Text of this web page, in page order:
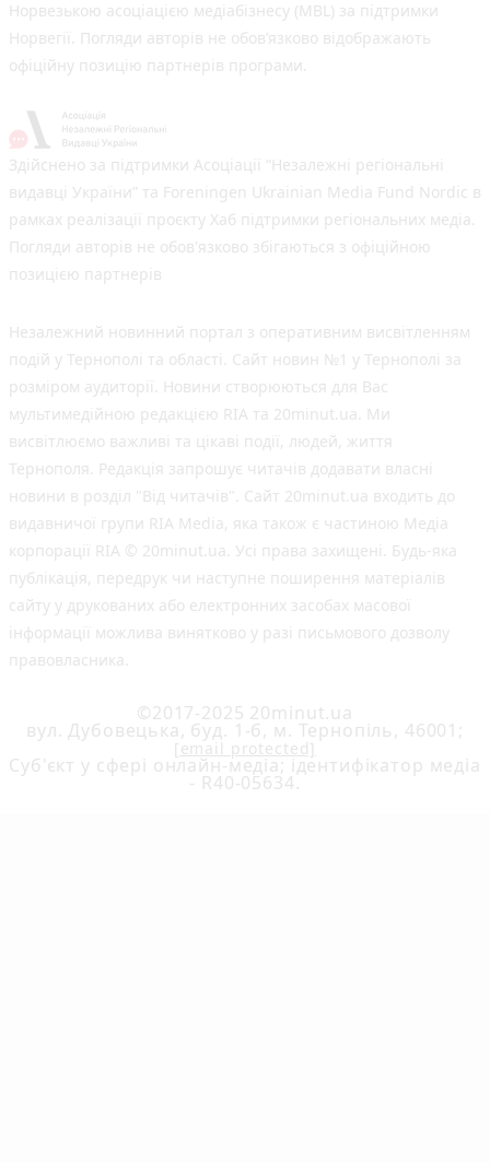
Норвезькою асоціацією медіабізнесу (MBL) за підтримки
Норвегії. Погляди авторів не обов’язково відображають
офіційну позицію партнерів програми.
Здійснено за підтримки Асоціації “Незалежні регіональні
видавці України” та Foreningen Ukrainian Media Fund Nordic в
рамках реалізації проєкту Хаб підтримки регіональних медіа.
Погляди авторів не обов'язково збігаються з офіційною
позицією партнерів
Незалежний новинний портал з оперативним висвітленням
подій у Тернополі та області. Сайт новин №1 у Тернополі за
розміром аудиторії. Новини створюються для Вас
мультимедійною редакцією RIA та 20minut.ua. Ми
висвітлюємо важливі та цікаві події, людей, життя
Тернополя. Редакція запрошує читачів додавати власні
новини в розділ "Від читачів". Сайт 20minut.ua входить до
видавничої групи RIA Media, яка також є частиною Медіа
корпорації RIA © 20minut.ua. Усі права захищені. Будь-яка
публiкацiя, передрук чи наступне поширення матеріалів
сайту у друкованих або електронних засобах масової
інформації можлива винятково у разі письмового дозволу
правовласника.
©2017-2025 20minut.ua
вул. Дубовецька, буд. 1-б, м. Тернопіль, 46001;
[email protected]
Cуб'єкт у сфері онлайн-медіа; ідентифікатор медіа
- R40-05634.